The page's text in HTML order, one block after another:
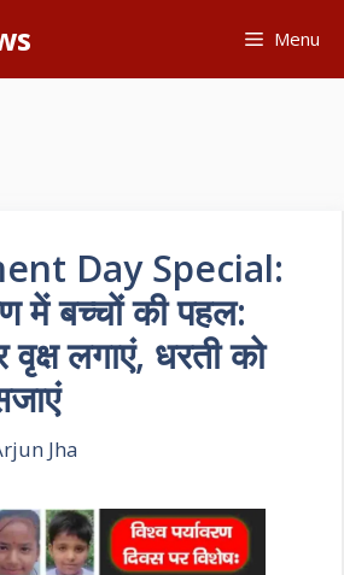
Menu
Day Special:
में बच्चों की पहल:
लगाएं, धरती को
Jha